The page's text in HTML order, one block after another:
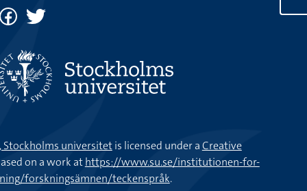
universitetis licensed under aCreative
on a work athttps://www.su.se/institutionen-for-
forskningsämnen/teckenspråk.